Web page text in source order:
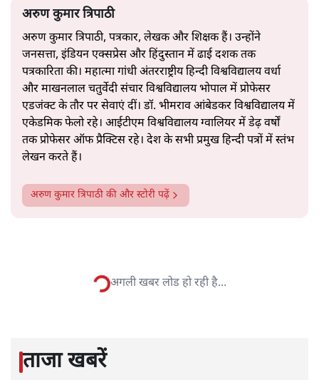
अरुण कुमार त्रिपाठी
अरुण कुमार त्रिपाठी, पत्रकार, लेखक और शिक्षक हैं। उन्होंने
जनसत्ता, इंडियन एक्सप्रेस और हिंदुस्तान में ढाई दशक तक
पत्रकारिता की। महात्मा गांधी अंतरराष्ट्रीय हिन्दी विश्वविद्यालय वर्धा
और माखनलाल चतुर्वेदी संचार विश्वविद्यालय भोपाल में प्रोफेसर
एडजंक्ट के तौर पर सेवाएं दीं। डॉ. भीमराव आंबेडकर विश्वविद्यालय में
एकेडमिक फेलो रहे। आईटीएम विश्वविद्यालय ग्वालियर में डेढ़ वर्षों
तक प्रोफेसर ऑफ प्रैक्टिस रहे। देश के सभी प्रमुख हिन्दी पत्रों में स्तंभ
लेखन करते हैं।
अरुण कुमार त्रिपाठी की और स्टोरी पढ़ें
ज़्यादा वाशिंगटन पर है?